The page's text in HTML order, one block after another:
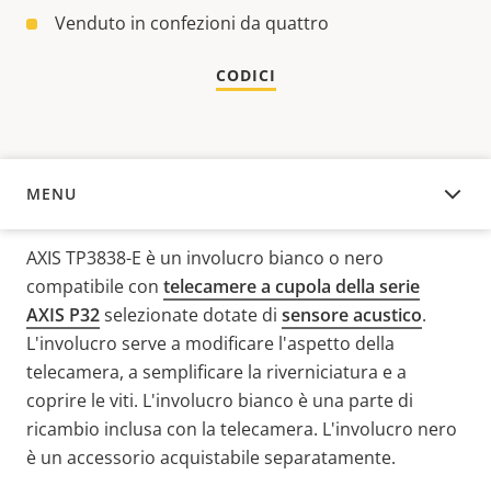
Venduto in confezioni da quattro
CODICI
MENU
PANORAMICA
AXIS TP3838-E è un involucro bianco o nero
compatibile con telecamere a cupola della serie
AXIS P32selezionate dotate di sensore acustico.
L'involucro serve a modificare l'aspetto della
telecamera, a semplificare la riverniciatura e a
coprire le viti. L'involucro bianco è una parte di
ricambio inclusa con la telecamera. L'involucro nero
è un accessorio acquistabile separatamente.